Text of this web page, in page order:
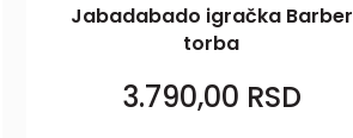
Jabadabado igračka Barber
torba
3.790,00 RSD